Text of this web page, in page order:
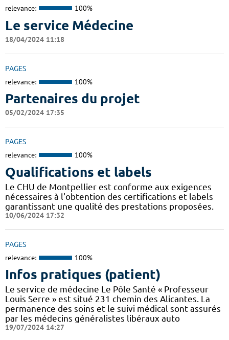
relevance: 100%
Le service Médecine
18/04/2024 11:18
PAGES
relevance: 100%
Partenaires du projet
05/02/2024 17:35
PAGES
relevance: 100%
Qualifications et labels
Le CHU de Montpellier est conforme aux exigences
nécessaires à l'obtention des certifications et labels
garantissant une qualité des prestations proposées.
10/06/2024 17:32
PAGES
relevance: 100%
Infos pratiques (patient)
Le service de médecine Le Pôle Santé « Professeur
Louis Serre » est situé 231 chemin des Alicantes. La
permanence des soins et le suivi médical sont assurés
par les médecins généralistes libéraux auto
19/07/2024 14:27